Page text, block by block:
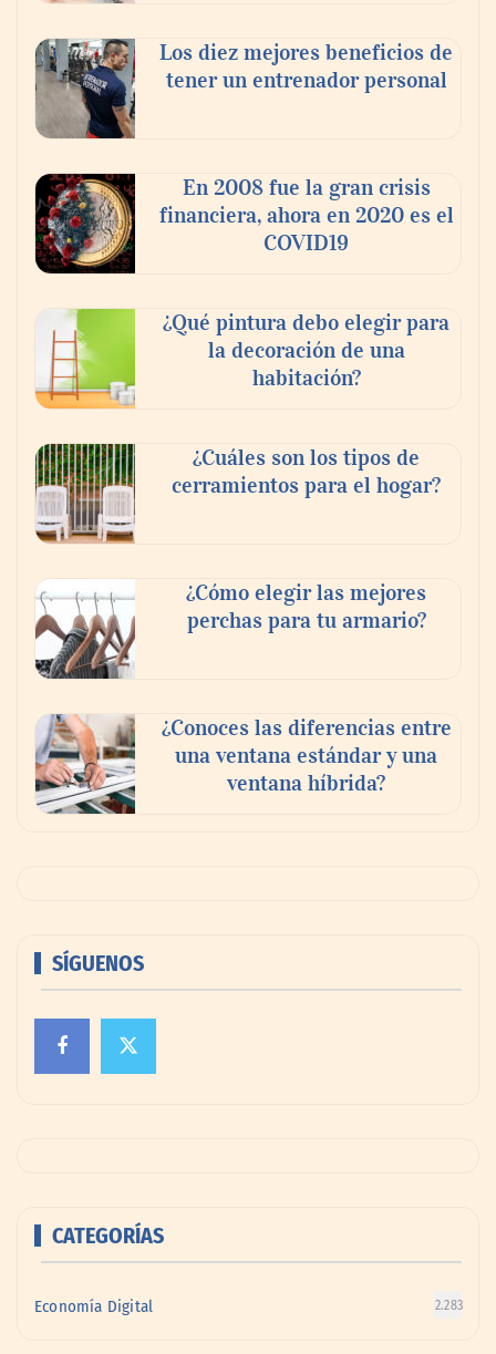
‘El ransomware se puede vencer. No
Ricardo Palacio Escobar
Los diez mejores beneficios de
tener un entrenador personal
En 2008 fue la gran crisis
financiera, ahora en 2020 es el
COVID19
¿Qué pintura debo elegir para
la decoración de una
habitación?
¿Cuáles son los tipos de
cerramientos para el hogar?
¿Cómo elegir las mejores
perchas para tu armario?
¿Conoces las diferencias entre
una ventana estándar y una
ventana híbrida?
SÍGUENOS
CATEGORÍAS
Economía Digital 2.283